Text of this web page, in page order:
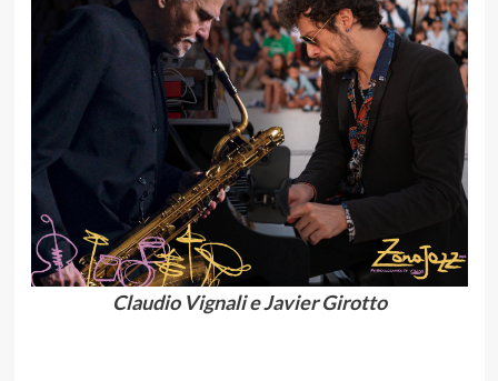
Claudio Vignali e Javier Girotto